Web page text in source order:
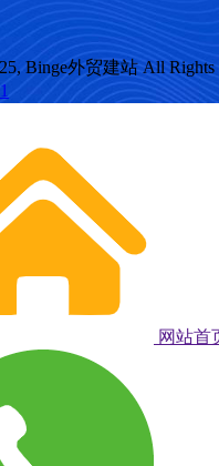
Binge外贸建站 All Rights
网站首